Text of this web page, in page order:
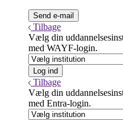
Tilbage
Vælg din
med WAYF-login.
Tilbage
Vælg din
med Entra-login.